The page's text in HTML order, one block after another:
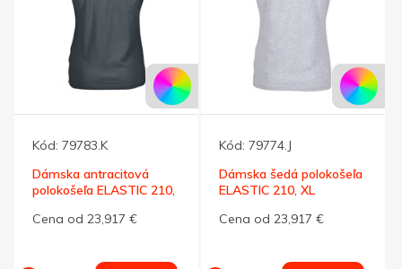
Kód: 79783.K
Dámska antracitová
polokošeľa ELASTIC 210,
Cena od 23,917 €
Kód: 79774.J
Dámska šedá polokošeľa
ELASTIC 210, XL
Cena od 23,917 €